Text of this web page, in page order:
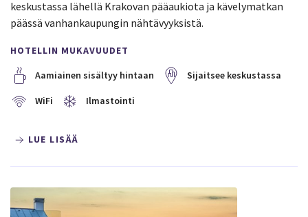
keskustassa lähellä Krakovan pääaukiota ja kävelymatkan
päässä vanhankaupungin nähtävyyksistä.
HOTELLIN MUKAVUUDET
Aamiainen sisältyy hintaan
Sijaitsee keskustassa
WiFi Ilmastointi
LUE LISÄÄ